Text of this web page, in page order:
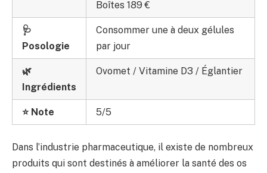
Boîtes 189 €
🩺
Posologie
Consommer une à deux gélules
par jour
🌿
Ingrédients
Ovomet / Vitamine D3 / Églantier
⭐ Note 5/5
Dans l’industrie pharmaceutique, il existe de nombreux
produits qui sont destinés à améliorer la santé des os